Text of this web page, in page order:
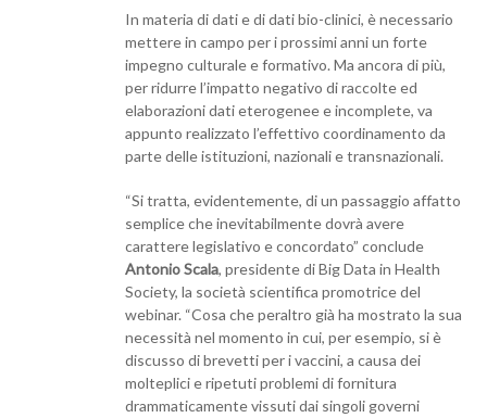
In materia di dati e di dati bio-clinici, è necessario
mettere in campo per i prossimi anni un forte
impegno culturale e formativo. Ma ancora di più,
per ridurre l’impatto negativo di raccolte ed
elaborazioni dati eterogenee e incomplete, va
appunto realizzato l’effettivo coordinamento da
parte delle istituzioni, nazionali e transnazionali.
“Si tratta, evidentemente, di un passaggio affatto
semplice che inevitabilmente dovrà avere
carattere legislativo e concordato” conclude
Antonio Scala, presidente di Big Data in Health
Society, la società scientifica promotrice del
webinar. “Cosa che peraltro già ha mostrato la sua
necessità nel momento in cui, per esempio, si è
discusso di brevetti per i vaccini, a causa dei
molteplici e ripetuti problemi di fornitura
drammaticamente vissuti dai singoli governi